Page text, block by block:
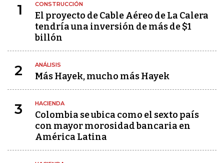
1 CONSTRUCCIÓN
El proyecto de Cable Aéreo de La Calera
tendría una inversión de más de $1
billón
2 ANÁLISIS
Más Hayek, mucho más Hayek
3 HACIENDA
Colombia se ubica como el sexto país
con mayor morosidad bancaria en
América Latina